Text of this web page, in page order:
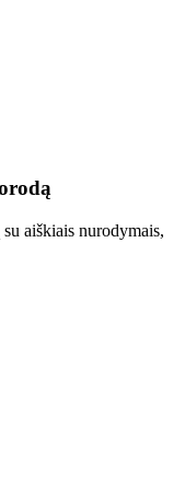
aiškiais nurodymais,